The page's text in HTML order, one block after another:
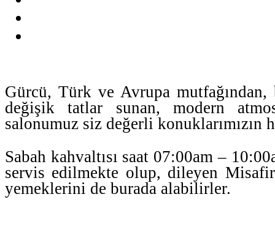
Gürcü, Türk ve Avrupa
değişik tatlar sunan, modern
salonumuz siz değerli konuklarımızın
Sabah kahvaltısı saat 07:00am –
servis edilmekte olup, dileyen
yemeklerini de burada alabilirler.